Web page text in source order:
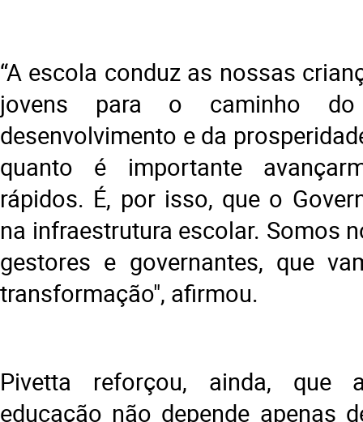
“A escola conduz as nossas
jovens para o caminho
desenvolvimento e da
quanto é importante
rápidos. É, por isso, que o
na infraestrutura escolar. Somos
gestores e governantes, que
transformação", afirmou.
Pivetta reforçou, ainda, que
educação não depende apenas